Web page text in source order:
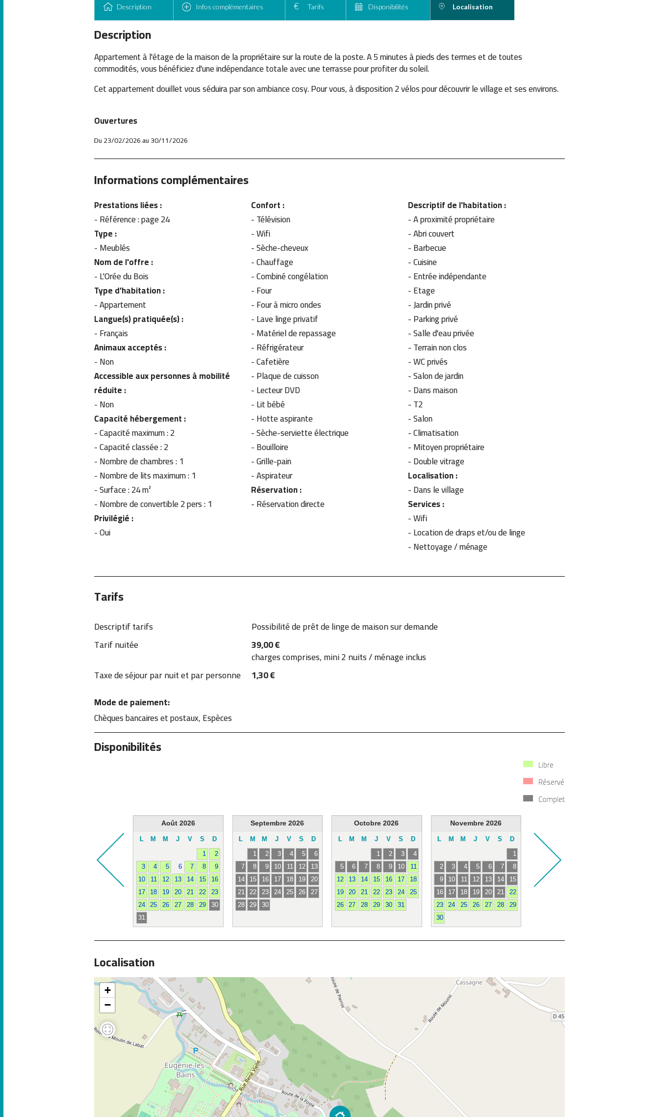
Description Infos complémentaires Tarifs Disponibilités Localisation
Description
Appartement à l'étage de la maison de la propriétaire sur la route de la poste. A 5 minutes à pieds des termes et de toutes
commodités, vous bénéficiez d'une indépendance totale avec une terrasse pour profiter du soleil.
Cet appartement douillet vous séduira par son ambiance cosy. Pour vous, à disposition 2 vélos pour découvrir le village et ses environs.
Ouvertures
Du 23/02/2026 au 30/11/2026
Informations complémentaires
Prestations liées :
- Référence : page 24
Type :
- Meublés
Nom de l'offre :
- L'Orée du Bois
Type d'habitation :
- Appartement
Langue(s) pratiquée(s) :
- Français
Animaux acceptés :
- Non
Accessible aux personnes à mobilité
réduite :
- Non
Capacité hébergement :
- Capacité maximum : 2
-
Capacité classée : 2
-
Nombre de chambres : 1
-
Nombre de lits maximum : 1
-
Surface : 24 m²
-
Nombre de convertible 2 pers : 1
Privilégié :
- Oui
Confort :
- Télévision
-Wifi
-Sèche-cheveux
-Chauffage
-Combiné congélation
-Four
-Four à micro ondes
-Lave linge privatif
-Matériel de repassage
-Réfrigérateur
-Cafetière
-Plaque de cuisson
-Lecteur DVD
-Lit bébé
-Hotte aspirante
-Sèche-serviette électrique
-Bouilloire
-Grille-pain
-Aspirateur
Réservation :
- Réservation directe
Descriptif de l'habitation :
- A proximité propriétaire
-Abri couvert
-Barbecue
-Cuisine
-Entrée indépendante
-Etage
-Jardin privé
-Parking privé
-Salle d'eau privée
-Terrain non clos
-WC privés
-Salon de jardin
-Dans maison
-T2
-Salon
-Climatisation
-Mitoyen propriétaire
-Double vitrage
Localisation :
- Dans le village
Services :
- Wifi
-Location de draps et/ou de linge
-Nettoyage / ménage
Tarifs
Descriptif tarifs
Possibilité de prêt de linge de maison sur demande
Tarif nuitée
39,00 €
charges comprises, mini 2 nuits / ménage inclus
Taxe de séjour par nuit et par personne
1,30 €
Mode de paiement:
Chèques bancaires et postaux, Espèces
Disponibilités
Libre
Réservé
Complet
Août 2026
L M M J V S D
1
2
3
4 5 6 7 8
9
10
11 12 13 14 15
16
17
18 19 20 21 22
23
24
25 26 27 28 29
30
31
Septembre 2026
L M M J V S D
1 2 3 4 5
6
7
8 9 10 11 12
13
14
15 16 17 18 19
20
21
22 23 24 25 26
27
28
29 30
Octobre 2026
L M M J V S D
1 2 3
4
5
6 7 8 9 10
11
12
13 14 15 16 17
18
19
20 21 22 23 24
25
26
27 28 29 30 31
Novembre 2026
L M M J V S D
1
2
3 4 5 6 7
8
9
10 11 12 13 14
15
16
17 18 19 20 21
22
23
24 25 26 27 28
29
30
Localisation
+
−